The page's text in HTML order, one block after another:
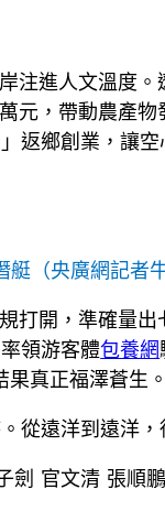
注進人文溫度
元，帶動農產
返鄉創業，讓
艇（央廣網記者
打開，準確量
領游客體包養網
果真正福澤蒼生。
從遠洋到遠洋
劍 官文清 張